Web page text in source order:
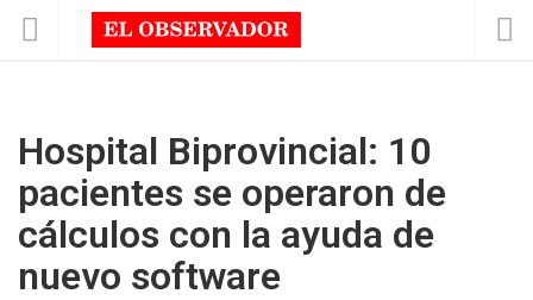
Hospital Biprovincial: 10
pacientes se operaron de
cálculos con la ayuda de
nuevo software